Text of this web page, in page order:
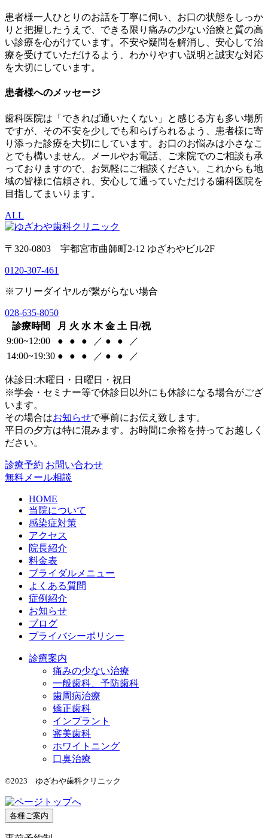
患者様一人ひとりのお話を丁寧に伺い、お口の状態をしっか
りと把握したうえで、できる限り痛みの少ない治療と質の高
い診療を心がけています。不安や疑問を解消し、安心して治
療を受けていただけるよう、わかりやすい説明と誠実な対応
を大切にしています。
患者様へのメッセージ
歯科医院は「できれば通いたくない」と感じる方も多い場所
ですが、その不安を少しでも和らげられるよう、患者様に寄
り添った診療を大切にしています。お口のお悩みは小さなこ
とでも構いません。メールやお電話、ご来院でのご相談も承
っておりますので、お気軽にご相談ください。これからも地
域の皆様に信頼され、安心して通っていただける歯科医院を
目指してまいります。
ALL
〒320-0803 宇都宮市曲師町2-12 ゆざわやビル2F
0120-307-461
※フリーダイヤルが繋がらない場合
028-635-8050
診療時間
月 火 水 木 金 土 日/祝
9:00~12:00
● ● ● ／ ● ●
／
14:00~19:30 ● ● ● ／ ● ● ／
休診日:木曜日・日曜日・祝日
※学会・セミナー等で休診日以外にも休診になる場合がござ
います。
その場合はお知らせで事前にお伝え致します。
平日の夕方は特に混みます。お時間に余裕を持ってお越しく
ださい。
診療予約 お問い合わせ
無料メール相談
HOME
当院について
感染症対策
アクセス
院長紹介
料金表
ブライダルメニュー
よくある質問
症例紹介
お知らせ
ブログ
プライバシーポリシー
診療案内
痛みの少ない治療
一般歯科、予防歯科
歯周病治療
矯正歯科
インプラント
審美歯科
ホワイトニング
口臭治療
©2023 ゆざわや歯科クリニック
各種ご案内